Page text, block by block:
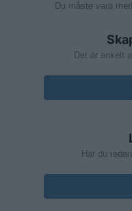
Du måste vara
Det är enkelt
Har du